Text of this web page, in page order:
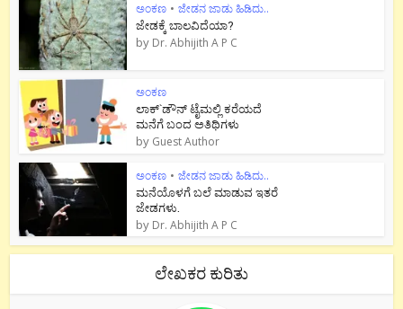
ಅಂಕಣ • ಜೇಡನ ಜಾಡು ಹಿಡಿದು..
ಜೇಡಕ್ಕೆ ಬಾಲವಿದೆಯಾ?
by Dr. Abhijith A P C
ಅಂಕಣ
ಲಾಕ್`ಡೌನ್ ಟೈಮಲ್ಲಿ ಕರೆಯದೆ
ಮನೆಗೆ ಬಂದ ಅತಿಥಿಗಳು
by Guest Author
ಅಂಕಣ • ಜೇಡನ ಜಾಡು ಹಿಡಿದು..
ಮನೆಯೊಳಗೆ ಬಲೆ ಮಾಡುವ ಇತರೆ
ಜೇಡಗಳು.
by Dr. Abhijith A P C
ಲೇಖಕರ ಕುರಿತು